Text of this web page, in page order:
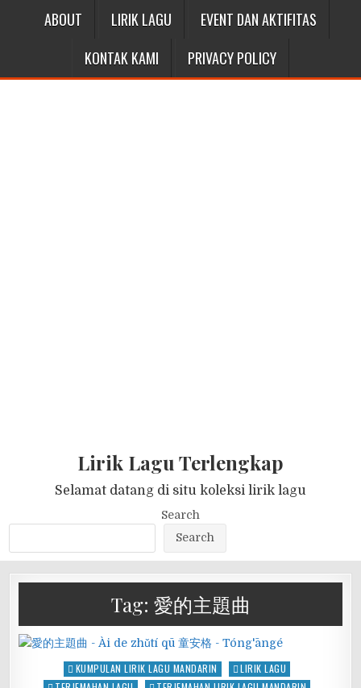
ABOUT LIRIK LAGU
EVENT DAN AKTIFITAS
KONTAK KAMI
PRIVACY POLICY
Lirik Lagu Terlengkap
Selamat datang di situ koleksi lirik lagu
Search
Search
Tag: 愛的主題曲
Posted
in
KUMPULAN LIRIK LAGU MANDARIN
LIRIK LAGU